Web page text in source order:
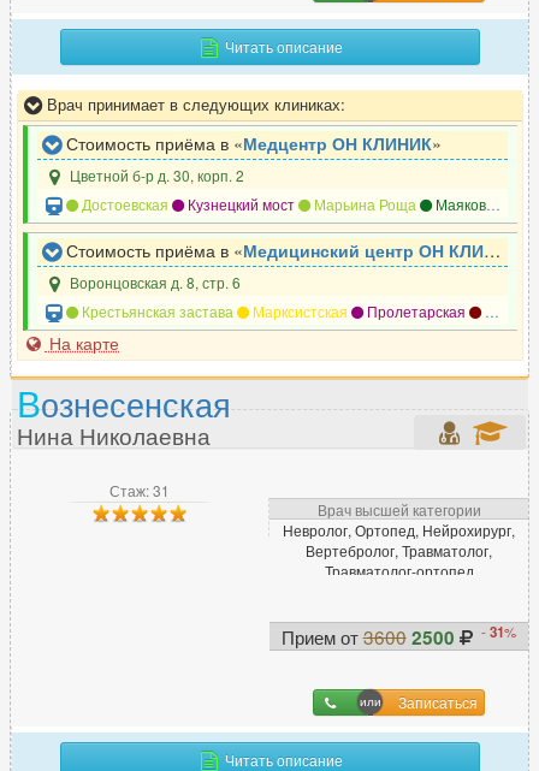
Г
Гастроэнтеролог 540
Гематолог 62
Гемостазиолог 14
Генетик 25
Гепатолог
Гериатр (геронтолог) 7
Гинеколог 1399
Гирудотерапевт
Гнатолог 242
Д
Дерматовенеролог 610
Дефектолог 31
23
178
147
Инфекционист 71
Читать описание
Врач принимает в следующих клиниках:
Стоимость приёма в «Медцентр ОН КЛИНИК»
Цветной б-р д. 30, корп. 2
Достоевская
Кузнецкий мост Марьина Роща Маяковская
Стоимость приёма в «Медицинский центр ОН КЛИНИК
Воронцовская д. 8, стр. 6
Крестьянская застава
Марксистская Пролетарская Таганская
На карте
Стаж: 31
Врач высшей категории
Невролог, Ортопед, Нейрохирург,
Вертебролог, Травматолог,
Травматолог-ортопед
Прием от3600 2500 -31%
Записаться
Вознесенская
Нина Николаевна
Читать описание